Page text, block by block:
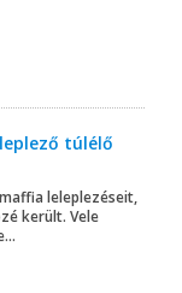
túlélő
leleplezéseit,
került. Vele